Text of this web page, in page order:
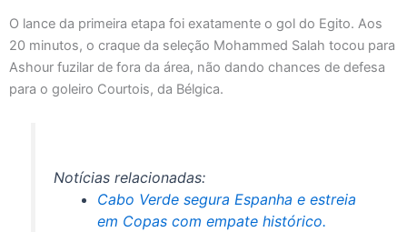
O lance da primeira etapa foi exatamente o gol do Egito. Aos
20 minutos, o craque da seleção Mohammed Salah tocou para
Ashour fuzilar de fora da área, não dando chances de defesa
para o goleiro Courtois, da Bélgica.
Notícias relacionadas:
Cabo Verde segura Espanha e estreia
em Copas com empate histórico.